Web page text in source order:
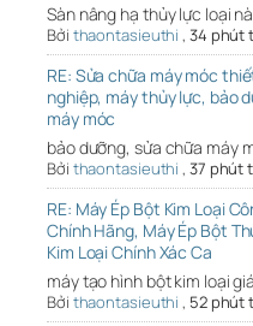
Sàn nâng hạ thủy lực loại
Bởi thaontasieuthi , 34 phút
RE: Sửa chữa máy móc
nghiệp, máy thủy lực, bảo
máy móc
bảo dưỡng, sửa chữa máy
Bởi thaontasieuthi , 37 phút
RE: Máy Ép Bột Kim Loại
Chính Hãng, Máy Ép Bột
Kim Loại Chính Xác Ca
máy tạo hình bột kim loại
Bởi thaontasieuthi , 52 phút